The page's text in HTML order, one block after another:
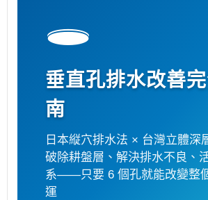
🕳️
垂直孔排水改善
南
日本縦穴排水法 × 台灣立體
破除耕盤層、解決排水不良、
系——只要 6 個孔就能改變整
運